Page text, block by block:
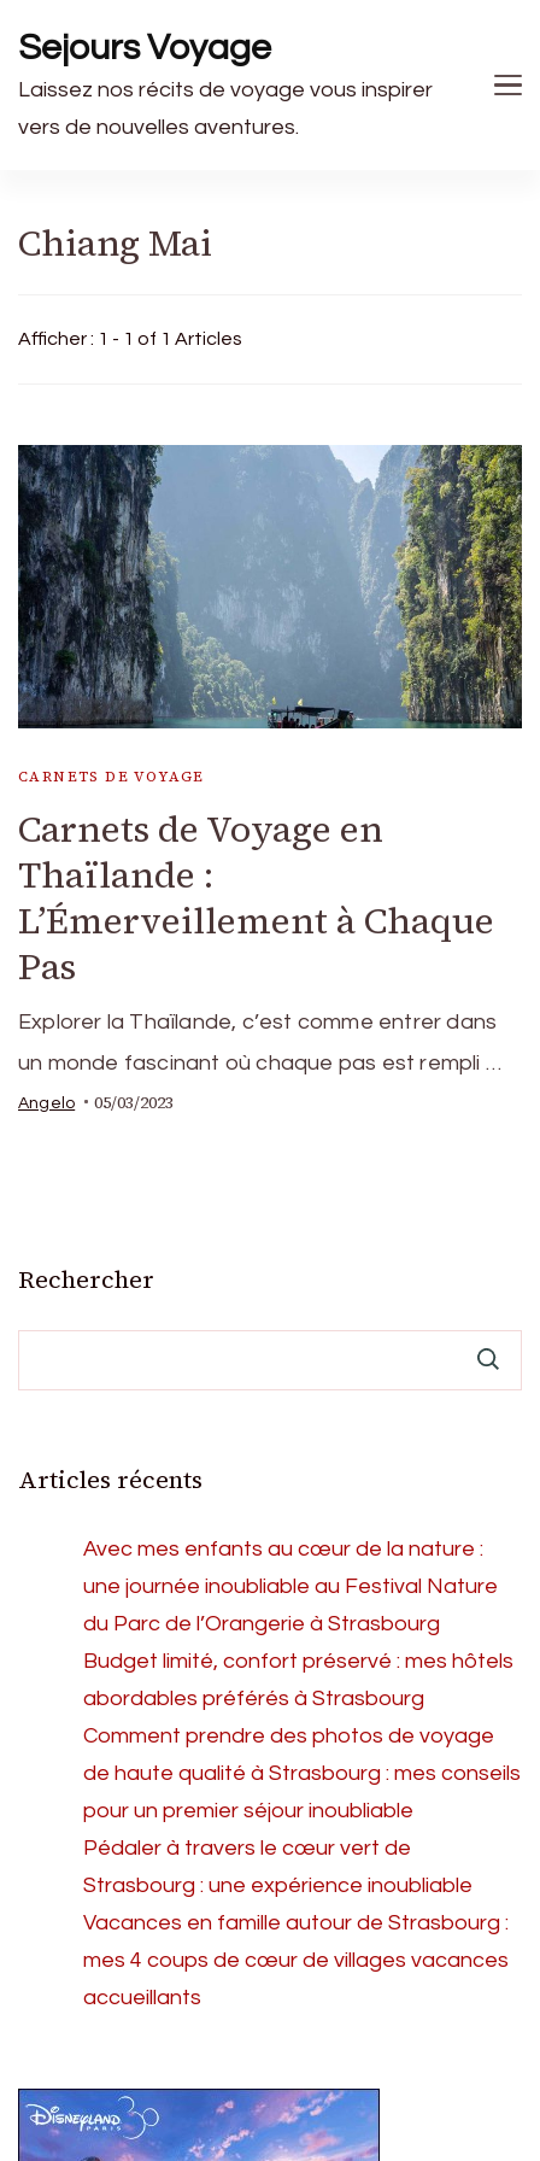
Sejours Voyage
Laissez nos récits de voyage vous inspirer
vers de nouvelles aventures.
Chiang Mai
Afficher : 1 - 1 of 1 Articles
CARNETS DE VOYAGE
Carnets de Voyage en
Thaïlande :
L’Émerveillement à Chaque
Pas
Explorer la Thaïlande, c’est comme entrer dans
un monde fascinant où chaque pas est rempli …
Angelo 05/03/2023
Rechercher
Articles récents
Avec mes enfants au cœur de la nature :
une journée inoubliable au Festival Nature
du Parc de l’Orangerie à Strasbourg
Budget limité, confort préservé : mes hôtels
abordables préférés à Strasbourg
Comment prendre des photos de voyage
de haute qualité à Strasbourg : mes conseils
pour un premier séjour inoubliable
Pédaler à travers le cœur vert de
Strasbourg : une expérience inoubliable
Vacances en famille autour de Strasbourg :
mes 4 coups de cœur de villages vacances
accueillants